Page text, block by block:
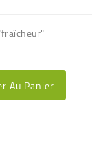
Au Panier